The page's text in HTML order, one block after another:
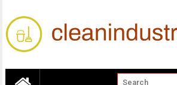
content